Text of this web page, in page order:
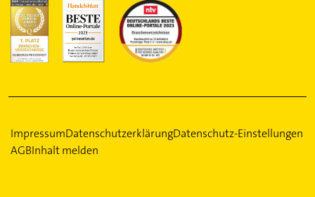
ImpressumDatenschutzerklärungDatenschutz-Einstellungen
AGBInhalt melden